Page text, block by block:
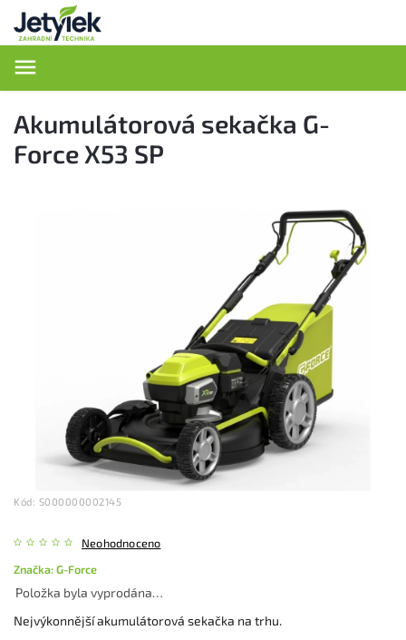
Akumulátorová sekačka G-
Force X53 SP
Kód: S000000002145
Neohodnoceno
Značka:G-Force
Položka byla vyprodána…
Nejvýkonnější akumulátorová sekačka na trhu.